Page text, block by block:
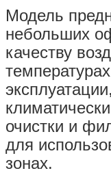
Модель
небольших
качеству
очистки и
для
зонах.